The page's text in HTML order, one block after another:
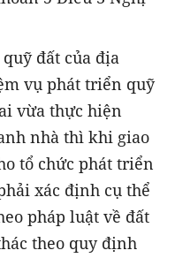
đất của địa
vụ phát triển quỹ
vừa thực hiện
nhà thì khi giao
tổ chức phát triển
xác định cụ thể
pháp luật về đất
theo quy định